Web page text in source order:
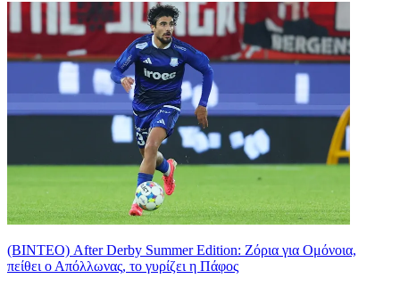
(ΒΙΝΤΕΟ) After Derby Summer Edition: Ζόρια για Ομόνοια,
πείθει ο Απόλλωνας, το γυρίζει η Πάφος